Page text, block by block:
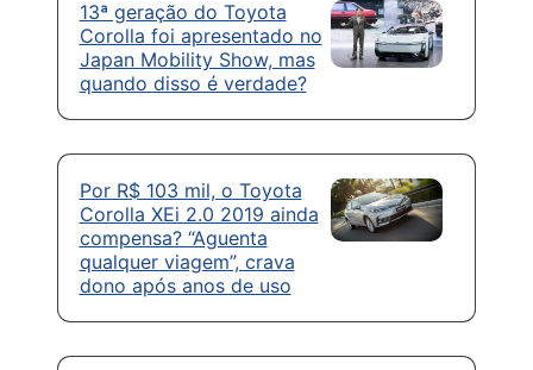
13ª geração do Toyota
Corolla foi apresentado no
Japan Mobility Show, mas
quando disso é verdade?
Por R$ 103 mil, o Toyota
Corolla XEi 2.0 2019 ainda
compensa? “Aguenta
qualquer viagem”, crava
dono após anos de uso